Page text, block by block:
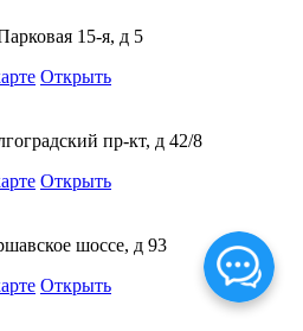
15-я, д 5
Открыть
пр-кт, д 42/8
Открыть
шоссе, д 93
Открыть